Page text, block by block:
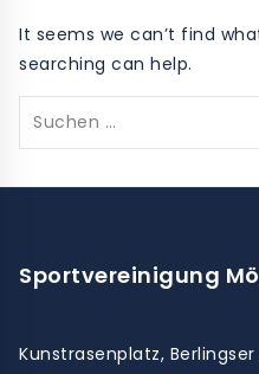
It seems we can’t find
searching can help.
Suchen
Sportvereinigung
Kunstrasenplatz, Berlingser